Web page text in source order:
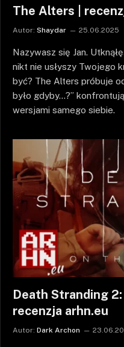
The Alters |
Autor: Shaydar 25.06.2025
Nazywasz się Jan.
nikt nie usłyszy Twojego
być? The Alters próbuje
było gdyby…?”
wersjami samego siebie.
Death Stranding 2:
recenzja arhn.eu
Autor: Dark Archon